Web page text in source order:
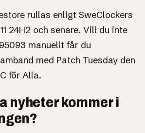
rullas enligt SweClockers
24H2 och senare. Vill du inte
manuellt får du
med Patch Tuesday den
för Alla.
nyheter kommer i